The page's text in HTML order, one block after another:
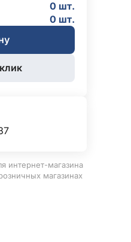
0 шт.
0 шт.
интернет-магазина
магазинах